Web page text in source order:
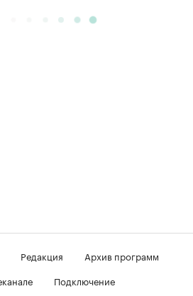
Редакция
Архив программ
Подключение